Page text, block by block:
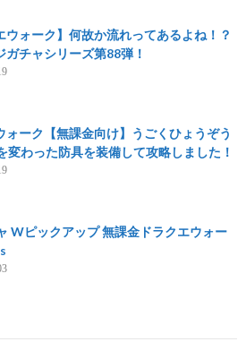
ウォーク】何故か流れってあるよね！？
ガチャシリーズ第88弾！
ォーク【無課金向け】うごくひょうぞう
変わった防具を装備して攻略しました！
Wピックアップ 無課金ドラクエウォー